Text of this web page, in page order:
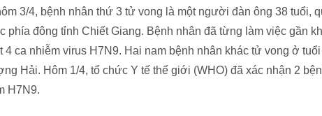
3/4, bệnh nhân thứ 3 tử vong là một người đàn ông 38 tuổi,
phía đông tỉnh Chiết Giang. Bệnh nhân đã từng làm việc gần
4 ca nhiễm virus H7N9. Hai nam bệnh nhân khác tử vong ở
Hải. Hôm 1/4, tổ chức Y tế thế giới (WHO) đã xác nhận 2
H7N9.